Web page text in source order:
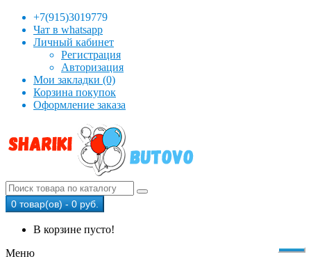
+7(915)3019779
Чат в whatsapp
Личный кабинет
Регистрация
Авторизация
Мои закладки (0)
Корзина покупок
Оформление заказа
0 товар(ов) - 0 руб.
В корзине пусто!
Меню